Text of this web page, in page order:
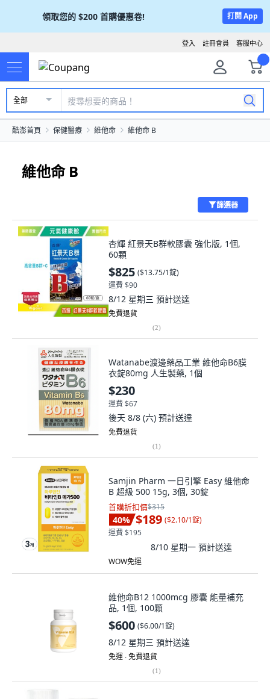
領取您的 $200 首購優惠卷! 打開 App
客服中心
註冊會員
登入
全部
酷澎首頁 保健醫療 維他命 維他命 B
維他命 B
篩選器
杏輝 紅景天B群軟膠囊 強化版, 1個,
60顆
$825 ($13.75/1錠)
運費 $90
8/12 星期三 預計送達
免費退貨
(2)
Watanabe渡邊藥品工業 維他命B6膜
衣錠80mg 人生製藥, 1個
$230
運費 $67
後天 8/8 (六) 預計送達
免費退貨
(1)
Samjin Pharm 一日引擎 Easy 維他命
B 超級 500 15g, 3個, 30錠
首購折扣價$315
40% $189 ($2.10/1錠)
運費 $195
8/10 星期一 預計送達
WOW免運
維他命B12 1000mcg 膠囊 能量補充
品, 1個, 100顆
$600 ($6.00/1錠)
8/12 星期三 預計送達
免運 ∙ 免費退貨
(1)